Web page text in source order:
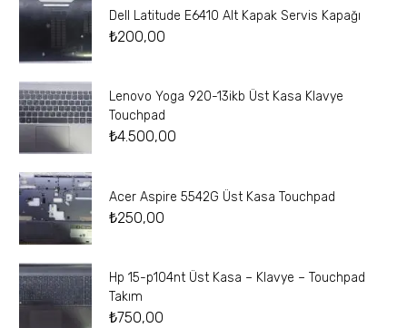
Dell Latitude E6410 Alt Kapak Servis Kapağı
₺200,00
Lenovo Yoga 920-13ikb Üst Kasa Klavye
Touchpad
₺4.500,00
Acer Aspire 5542G Üst Kasa Touchpad
₺250,00
Hp 15-p104nt Üst Kasa – Klavye – Touchpad
Takım
₺750,00